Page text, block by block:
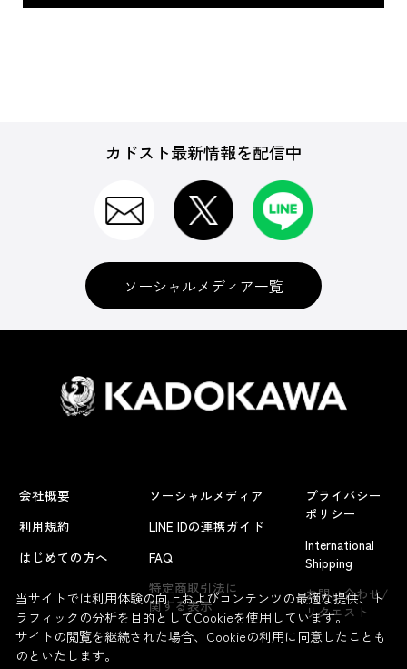
カドスト最新情報を配信中
ソーシャルメディア一覧
会社概要
利用規約
はじめての方へ
ソーシャルメディア
LINE IDの連携ガイド
FAQ
特定商取引法に
関する表示
プライバシー
ポリシー
International
Shipping
お問い合わせ/
リクエスト
当サイトでは利用体験の向上およびコンテンツの最適な提供、ト
ラフィックの分析を目的としてCookieを使用しています。
サイトの閲覧を継続された場合、Cookieの利用に同意したことも
のといたします。